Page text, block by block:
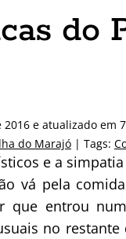
do
e atualizado em
do Marajó | Tags:
e a
vá pela
que entrou
no